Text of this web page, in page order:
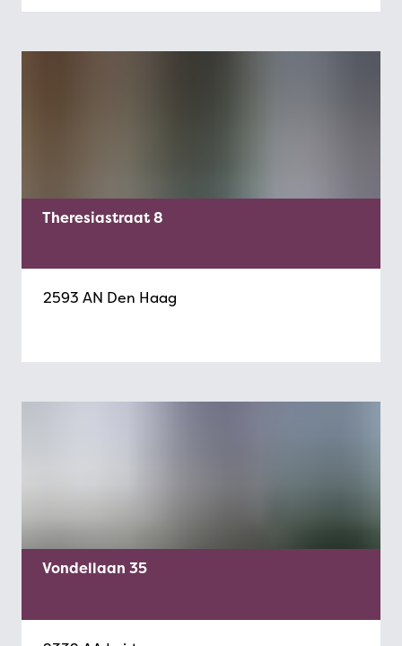
Theresiastraat 8
2593 AN Den Haag
Vondellaan 35